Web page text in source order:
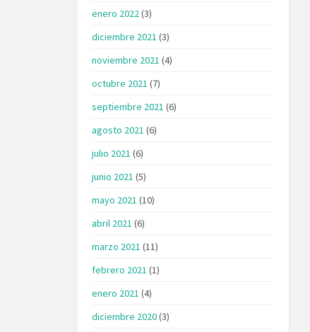
enero 2022 (3)
diciembre 2021 (3)
noviembre 2021 (4)
octubre 2021 (7)
septiembre 2021 (6)
agosto 2021 (6)
julio 2021 (6)
junio 2021 (5)
mayo 2021 (10)
abril 2021 (6)
marzo 2021 (11)
febrero 2021 (1)
enero 2021 (4)
diciembre 2020(3)